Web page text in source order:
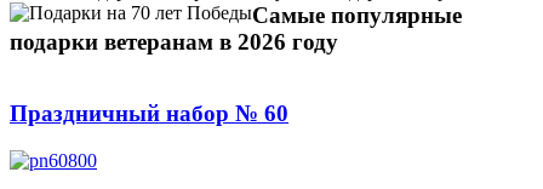
Самые популярные
подарки ветеранам в 2026 году
Праздничный набор № 60